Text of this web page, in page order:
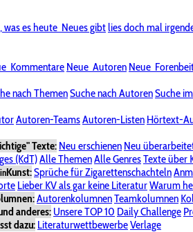
was es heute Neues gibtlies doch mal
Kommentare Neue Autoren Neue
nach ThemenSuche nach AutorenSuche
Autoren-TeamsAutoren-Listen Hörtext-
Texte: Neu erschienen Neu
(KdT)Alle ThemenAlle GenresTexte über
Kunst:Sprüche für Zigarettenschachteln
Lieber KV als gar keine LiteraturWarum
AutorenkolumnenTeamkolumnen
anderes: Unsere TOP 10 Daily Challenge
dazu: LiteraturwettbewerbeVerlage
im ForumBereich "KV-Board"Bereich
Spende für KV Unsere
Avatare & BilderStalking